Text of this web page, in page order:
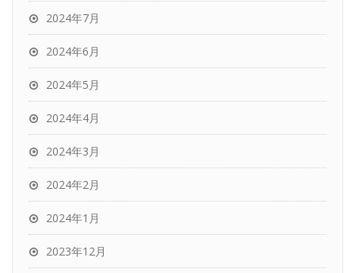
2024年7月
2024年6月
2024年5月
2024年4月
2024年3月
2024年2月
2024年1月
2023年12月